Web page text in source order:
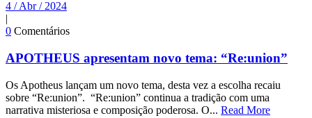
4 / Abr / 2024
|
0 Comentários
APOTHEUS apresentam novo tema: “Re:union”
Os Apotheus lançam um novo tema, desta vez a escolha recaiu
sobre “Re:union”. “Re:union” continua a tradição com uma
narrativa misteriosa e composição poderosa. O... Read More